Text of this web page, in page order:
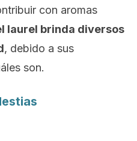
con aromas
laurel brinda diversos
, debido a sus
son.